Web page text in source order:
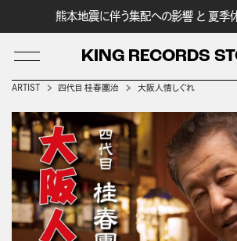
熊本地震に伴う集配への影響 と 夏季
KING RECORDS
LOG IN
ARTIST 四代目 桂春團治 大阪人情しぐれ